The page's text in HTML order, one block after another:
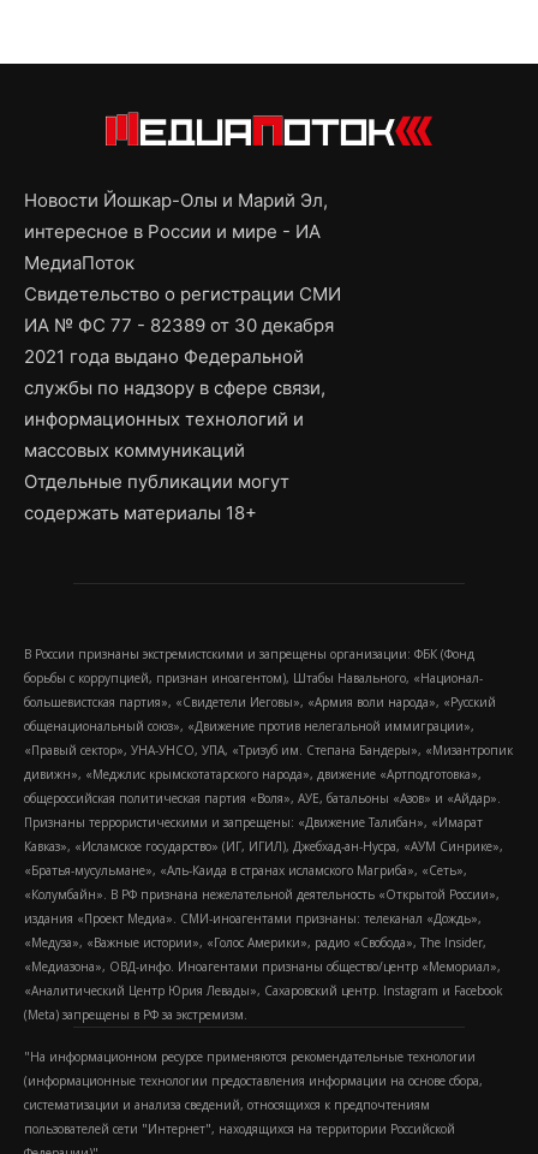
Новости Йошкар-Олы и Марий Эл,
интересное в России и мире - ИА
МедиаПоток
Свидетельство о регистрации СМИ
ИА № ФС 77 - 82389 от 30 декабря
2021 года выдано Федеральной
службы по надзору в сфере связи,
информационных технологий и
массовых коммуникаций
Отдельные публикации могут
содержать материалы 18+
В России признаны экстремистскими и запрещены организации: ФБК (Фонд
борьбы с коррупцией, признан иноагентом), Штабы Навального, «Национал-
большевистская партия», «Свидетели Иеговы», «Армия воли народа», «Русский
общенациональный союз», «Движение против нелегальной иммиграции»,
«Правый сектор», УНА-УНСО, УПА, «Тризуб им. Степана Бандеры», «Мизантропик
дивижн», «Меджлис крымскотатарского народа», движение «Артподготовка»,
общероссийская политическая партия «Воля», АУЕ, батальоны «Азов» и «Айдар».
Признаны террористическими и запрещены: «Движение Талибан», «Имарат
Кавказ», «Исламское государство» (ИГ, ИГИЛ), Джебхад-ан-Нусра, «АУМ Синрике»,
«Братья-мусульмане», «Аль-Каида в странах исламского Магриба», «Сеть»,
«Колумбайн». В РФ признана нежелательной деятельность «Открытой России»,
издания «Проект Медиа». СМИ-иноагентами признаны: телеканал «Дождь»,
«Медуза», «Важные истории», «Голос Америки», радио «Свобода», The Insider,
«Медиазона», ОВД-инфо. Иноагентами признаны общество/центр «Мемориал»,
«Аналитический Центр Юрия Левады», Сахаровский центр. Instagram и Facebook
(Metа) запрещены в РФ за экстремизм.
"На информационном ресурсе применяются рекомендательные технологии
(информационные технологии предоставления информации на основе сбора,
систематизации и анализа сведений, относящихся к предпочтениям
пользователей сети "Интернет", находящихся на территории Российской